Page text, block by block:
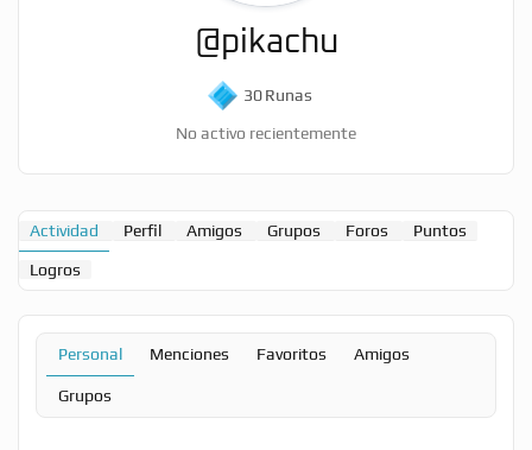
@pikachu
30Runas
No activo recientemente
Actividad Perfil Amigos Grupos Foros Puntos
Logros
Personal Menciones Favoritos Amigos
Grupos